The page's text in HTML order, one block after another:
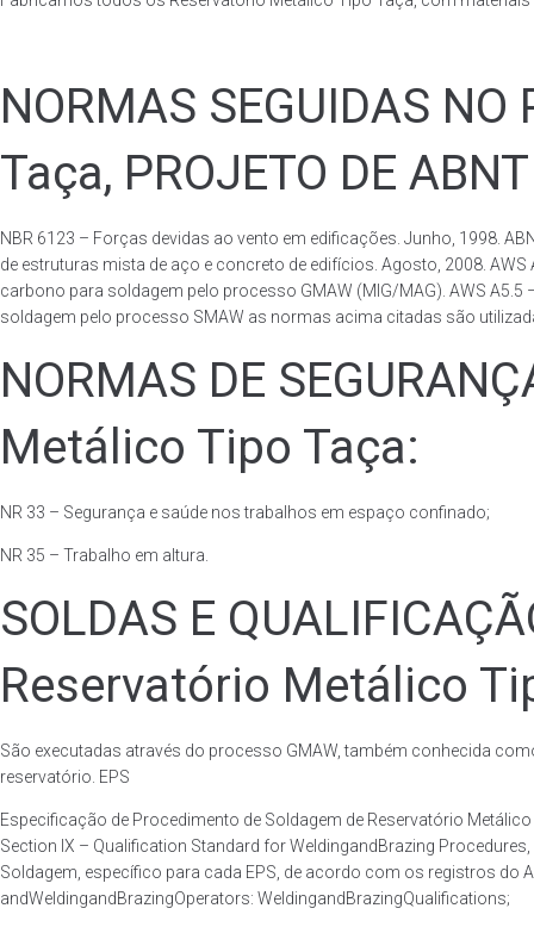
NORMAS SEGUIDAS
Taça, PROJETO DE ABNT
NBR 6123 – Forças devidas ao vento em edificações. Junho, 1998.
de estruturas mista de aço e concreto de edifícios. Agosto, 2008.
carbono para soldagem pelo processo GMAW (MIG/MAG). AWS
soldagem pelo processo SMAW as normas acima citadas são
NORMAS DE
Metálico Tipo Taça:
NR 33 – Segurança e saúde nos trabalhos em espaço confinado;
NR 35 – Trabalho em altura.
SOLDAS E
Reservatório Metálico
São executadas através do processo GMAW, também conhecida
reservatório. EPS
Especificação de Procedimento de Soldagem de Reservatório
Section IX – Qualification Standard for WeldingandBrazing
Soldagem, específico para cada EPS, de acordo com os registros do
andWeldingandBrazingOperators: WeldingandBrazingQualifications;